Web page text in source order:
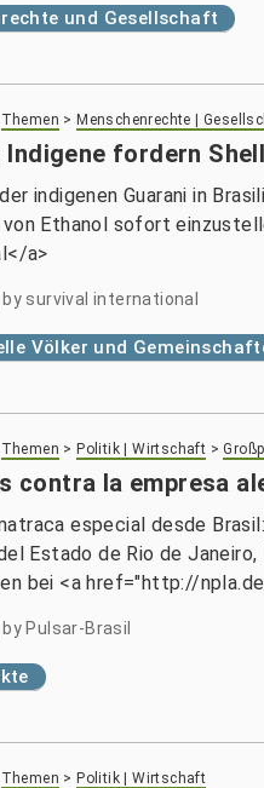
und Gesellschaft
Themen > Menschenrechte |
Indigene fordern
indigenen Guarani in
Ethanol sofort
a>
by survival international
Völker und
Themen > Politik | Wirtschaft >
contra la empresa
especial desde
Estado de Rio de
bei <a href="http://
by Pulsar-Brasil
Themen > Politik | Wirtschaft